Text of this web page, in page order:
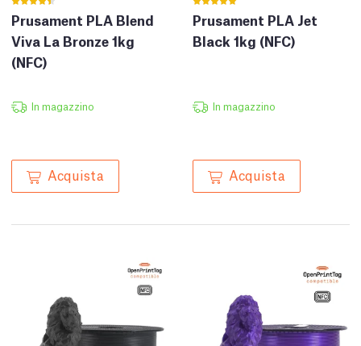
Prusament PLA Blend
Viva La Bronze 1kg
(NFC)
In magazzino
Acquista
Prusament PLA Jet
Black 1kg (NFC)
In magazzino
Acquista